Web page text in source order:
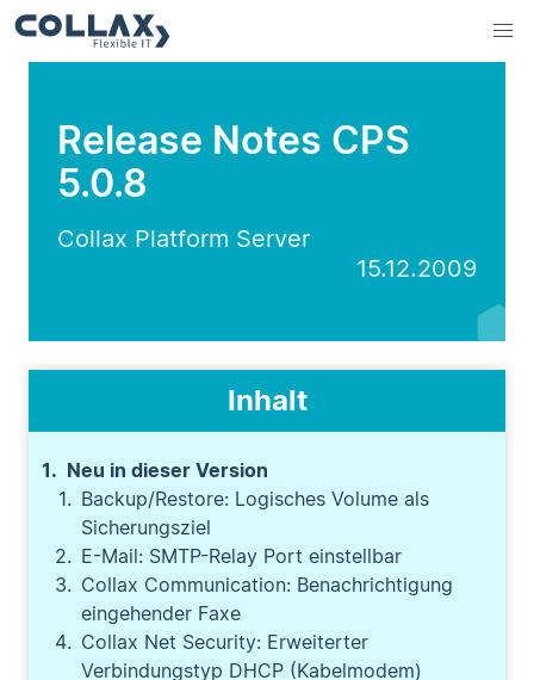
Release Notes CPS
5.0.8
Collax Platform Server
15.12.2009
Inhalt
Neu in dieser Version
Backup/Restore: Logisches Volume als
Sicherungsziel
E-Mail: SMTP-Relay Port einstellbar
Collax Communication: Benachrichtigung
eingehender Faxe
Collax Net Security: Erweiterter
Verbindungstyp DHCP (Kabelmodem)